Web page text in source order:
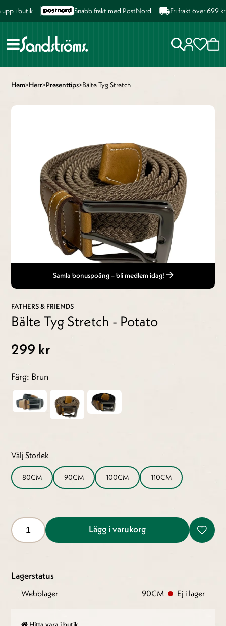
i butik Snabb frakt med PostNord Fri frakt över 699 kr
Hem>Herr>Presenttips>Bälte Tyg Stretch
Samla bonuspoäng – bli medlem idag!
FATHERS & FRIENDS
Bälte Tyg Stretch - Potato
299 kr
Färg: Brun
Välj Storlek
80CM 90CM 100CM 110CM
Lägg i varukorg
Lagerstatus
Webblager 90CM Ej i lager